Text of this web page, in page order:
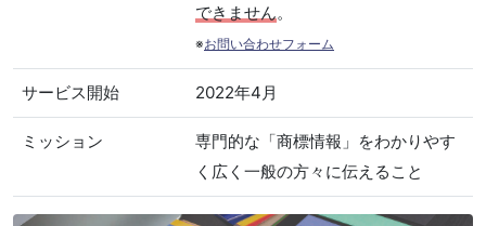
できません。
※お問い合わせフォーム
サービス開始 2022年4月
ミッション
専門的な「商標情報」をわかりやす
く広く一般の方々に伝えること